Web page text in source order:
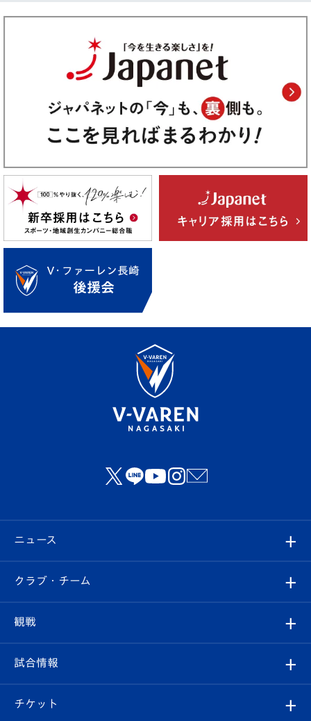
ニュース
すべて
クラブ
試合情報
クラブ・チーム
クラブ概要
観戦
観戦ルール
試合情報
試合日程/結果
チケット